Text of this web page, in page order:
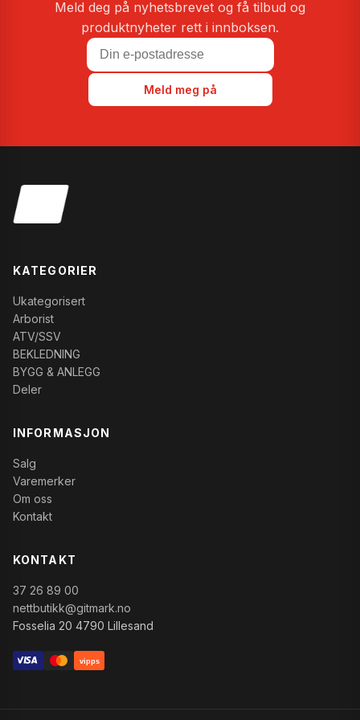
Meld deg på nyhetsbrevet og få tilbud og
produktnyheter rett i innboksen.
Meld meg på
KATEGORIER
Ukategorisert
Arborist
ATV/SSV
BEKLEDNING
BYGG & ANLEGG
Deler
INFORMASJON
Salg
Varemerker
Om oss
Kontakt
KONTAKT
37 26 89 00
nettbutikk@gitmark.no
Fosselia 20 4790 Lillesand
vipps